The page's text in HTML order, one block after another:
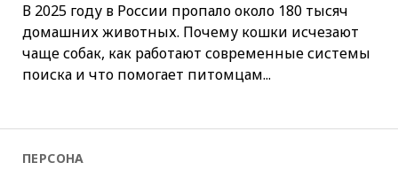
В 2025 году в России пропало около 180 тысяч
домашних животных. Почему кошки исчезают
чаще собак, как работают современные системы
поиска и что помогает питомцам...
ПЕРСОНА